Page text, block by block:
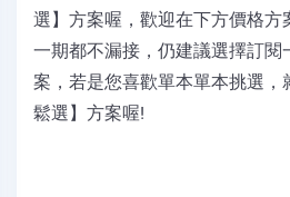
選】方案喔，歡迎在下方價格方
一期都不漏接，仍建議選擇訂閱
案，若是您喜歡單本單本挑選，
鬆選】方案喔!